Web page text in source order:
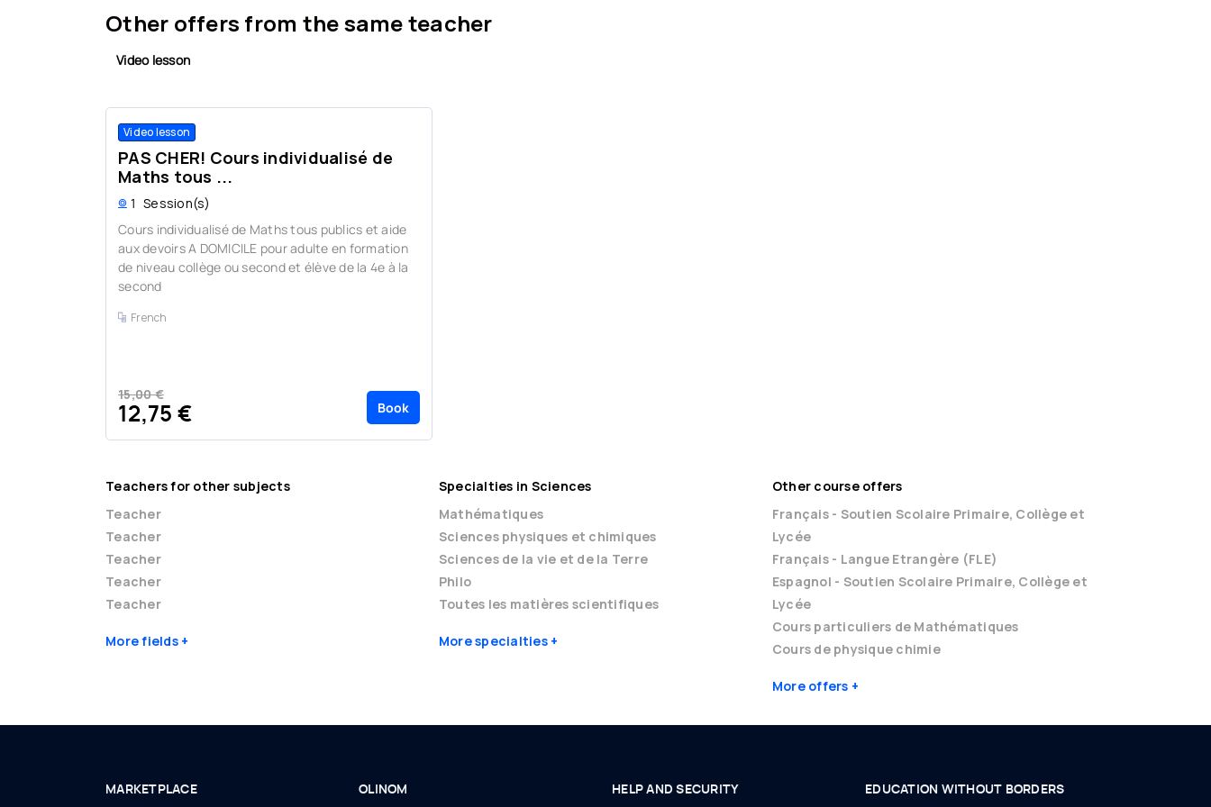
Other offers from the same teacher
Video lesson
Video lesson
PAS CHER! Cours individualisé de
Maths tous ...
1 Session(s)
Cours individualisé de Maths tous publics et aide
aux devoirs A DOMICILE pour adulte en formation
de niveau collège ou second et élève de la 4e à la
second
French
15,00 €
12,75 € Book
Teachers for other subjects
Teacher
Teacher
Teacher
Teacher
Teacher
More fields
Specialties in Sciences
Mathématiques
Sciences physiques et chimiques
Sciences de la vie et de la Terre
Philo
Toutes les matières scientifiques
More specialties
Other course offers
Français - Soutien Scolaire Primaire, Collège et
Lycée
Français - Langue Etrangère (FLE)
Espagnol - Soutien Scolaire Primaire, Collège et
Lycée
Cours particuliers de Mathématiques
Cours de physique chimie
More offers
MARKETPLACE OLINOM HELP AND SECURITY EDUCATION WITHOUT BORDERS